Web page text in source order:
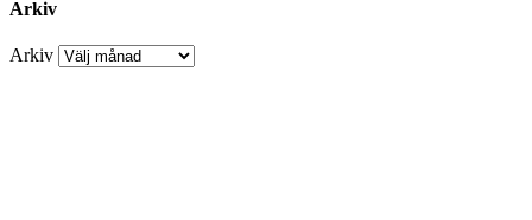
Arkiv
Arkiv